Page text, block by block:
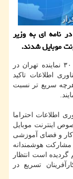
نامه ای به وزیر
موبایل شدند.
به نقل از ایسنا، ۳۰ نماینده تهران در
اطلاعات تاكید
هرچه سریع تر نسبت
اطلاعات احتراما
اینترنت موبایل
و فضای آموزشی
هوشمندانه
است انتظار
تسریع در